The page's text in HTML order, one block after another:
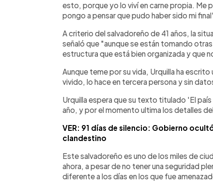
esto, porque yo lo viví en carne propia. Me
pongo a pensar que pudo haber sido mi
A criterio del salvadoreño de 41 años, la
señaló que "aunque se están tomando
estructura que está bien organizada y que
Aunque teme por su vida, Urquilla ha
vivido, lo hace en tercera persona y sin
Urquilla espera que su texto titulado 'El
año, y por el momento ultima los detalles
VER: 91 días de silencio: Gobierno
clandestino
Este salvadoreño es uno de los miles de
ahora, a pesar de no tener una seguridad
diferente a los días en los que fue